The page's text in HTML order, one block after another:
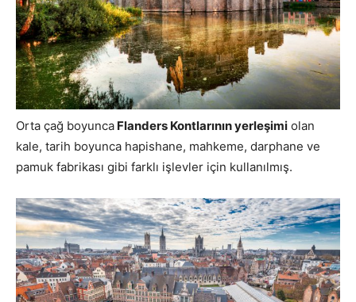
Orta çağ boyunca Flanders Kontlarının yerleşimi olan
kale, tarih boyunca hapishane, mahkeme, darphane ve
pamuk fabrikası gibi farklı işlevler için kullanılmış.